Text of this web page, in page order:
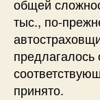
общей
тыс., по-
предлагалось
принято.